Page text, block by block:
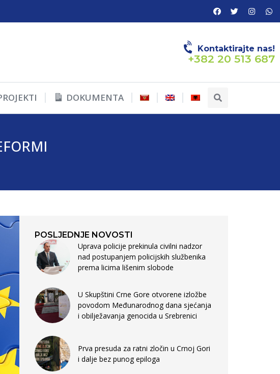
Kontaktirajte nas!
+382 20 513 687
DOKUMENTA
POSLJEDNJE NOVOSTI
Uprava policije prekinula civilni nadzor
nad postupanjem policijskih službenika
prema licima lišenim slobode
U Skupštini Crne Gore otvorene izložbe
povodom Međunarodnog dana sjećanja
i obilježavanja genocida u Srebrenici
Prva presuda za ratni zločin u Crnoj Gori
i dalje bez punog epiloga